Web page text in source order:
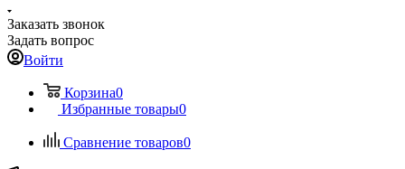
Заказать звонок
Задать вопрос
Войти
Корзина0
Избранные товары0
Сравнение товаров0